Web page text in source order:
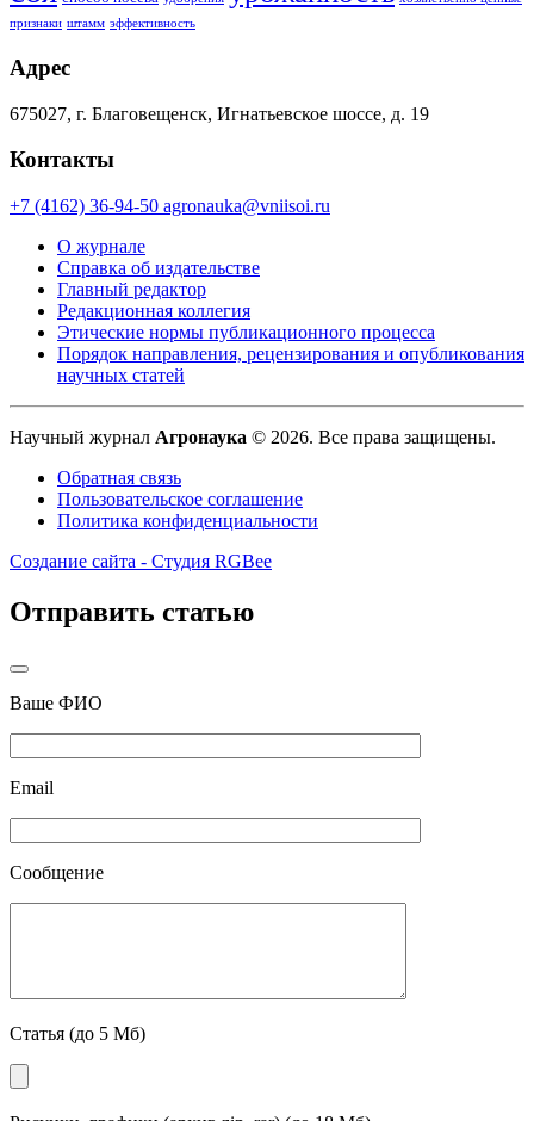
признаки штамм эффективность
Адрес
675027, г. Благовещенск, Игнатьевское шоссе, д. 19
Контакты
+7 (4162) 36-94-50 agronauka@vniisoi.ru
О журнале
Справка об издательстве
Главный редактор
Редакционная коллегия
Этические нормы публикационного процесса
Порядок направления, рецензирования и опубликования
научных статей
Научный журнал Агронаука © 2026. Все права защищены.
Обратная связь
Пользовательское соглашение
Политика конфиденциальности
Создание сайта - Студия RGBee
Отправить статью
Ваше ФИО
Email
Сообщение
Статья (до 5 Мб)